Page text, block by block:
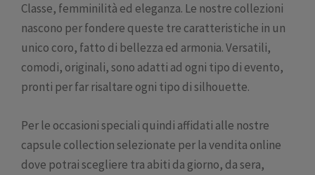
Classe, femminilità ed eleganza. Le nostre collezioni
nascono per fondere queste tre caratteristiche in un
unico coro, fatto di bellezza ed armonia. Versatili,
comodi, originali, sono adatti ad ogni tipo di evento,
pronti per far risaltare ogni tipo di silhouette.
Per le occasioni speciali quindi affidati alle nostre
capsule collection selezionate per la vendita online
dove potrai scegliere tra abiti da giorno, da sera,